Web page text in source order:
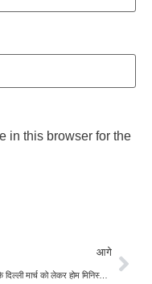
in this browser for the
आगे
किसानों के दिल्ली मार्च को लेकर होम मिनिस्ट्री अलर्ट, शंभू बार्ड पर 12 हजार ट्रैक्टर-ट्रॉली, 14 हजार लोगों की भीड़